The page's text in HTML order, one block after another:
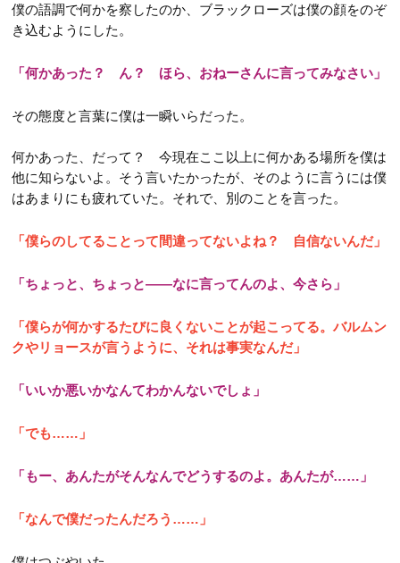
第22話
僕の語調で何かを察したのか、ブラックローズは僕の顔をのぞ
き込むようにした。
「何かあった？ ん？ ほら、おねーさんに言ってみなさい」
その態度と言葉に僕は一瞬いらだった。
何かあった、だって？ 今現在ここ以上に何かある場所を僕は
他に知らないよ。そう言いたかったが、そのように言うには僕
はあまりにも疲れていた。それで、別のことを言った。
「僕らのしてることって間違ってないよね？ 自信ないんだ」
「ちょっと、ちょっと――なに言ってんのよ、今さら」
「僕らが何かするたびに良くないことが起こってる。バルムン
クやリョースが言うように、それは事実なんだ」
「いいか悪いかなんてわかんないでしょ」
「でも……」
「もー、あんたがそんなんでどうするのよ。あんたが……」
「なんで僕だったんだろう……」